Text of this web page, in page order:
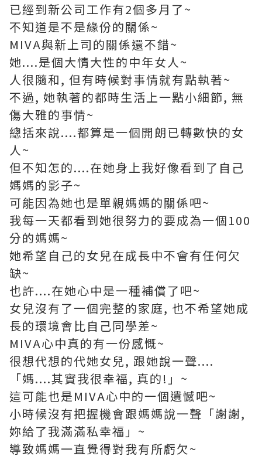
已經到新公司工作有2個多月了~
不知道是不是緣份的關係~
MIVA與新上司的關係還不錯~
她....是個大情大性的中年女人~
人很隨和, 但有時候對事情就有點執著~
不過, 她執著的都時生活上一點小細節, 無
傷大雅的事情~
總括來說....都算是一個開朗已轉數快的女
人~
但不知怎的....在她身上我好像看到了自己
媽媽的影子~
可能因為她也是單親媽媽的關係吧~
我每一天都看到她很努力的要成為一個100
分的媽媽~
她希望自己的女兒在成長中不會有任何欠
缺~
也許....在她心中是一種補償了吧~
女兒沒有了一個完整的家庭, 也不希望她成
長的環境會比自己同學差~
MIVA心中真的有一份感慨~
很想代想的代她女兒, 跟她說一聲....
「媽....其實我很幸福, 真的!」~
這可能也是MIVA心中的一個遺憾吧~
小時候沒有把握機會跟媽媽說一聲「謝謝,
妳給了我滿滿私幸福」~
導致媽媽一直覺得對我有所虧欠~